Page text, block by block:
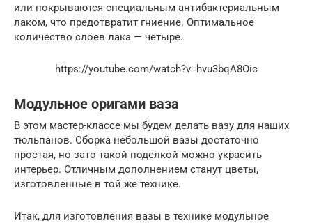
или покрываются специальным антибактериальным
лаком, что предотвратит гниение. Оптимальное
количество слоев лака — четыре.
https://youtube.com/watch?v=hvu3bqA8Oic
Модульное оригами ваза
В этом мастер-классе мы будем делать вазу для наших
тюльпанов. Сборка небольшой вазы достаточно
простая, но зато такой поделкой можно украсить
интерьер. Отличным дополнением станут цветы,
изготовленные в той же технике.
Итак, для изготовления вазы в технике модульное